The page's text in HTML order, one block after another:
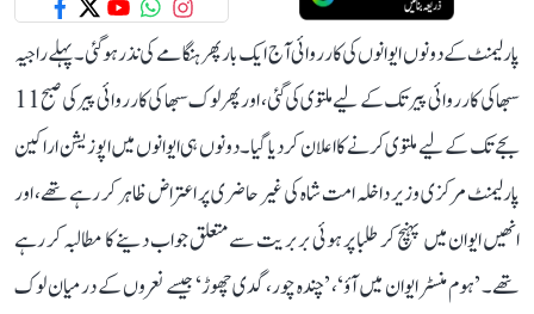
پارلیمنٹ کے دونوں ایوانوں کی کارروائی آج ایک بار پھر ہنگامے کی نذر ہو گئی۔ پہلے راجیہ
سبھا کی کارروائی پیر تک کے لیے ملتوی کی گئی، اور پھر لوک سبھا کی کارروائی پیر کی صبح 11
بجے تک کے لیے ملتوی کرنے کا اعلان کر دیا گیا۔ دونوں ہی ایوانوں میں اپوزیشن اراکین
پارلیمنٹ مرکزی وزیر داخلہ امت شاہ کی غیر حاضری پر اعتراض ظاہر کر رہے تھے، اور
انھیں ایوان میں پہنچ کر طلبا پر ہوئی بربریت سے متعلق جواب دینے کا مطالبہ کر رہے
تھے۔ ’ہوم منسٹر ایوان میں آؤ‘، ’چندہ چور، گدی چھوڑ‘ جیسے نعروں کے درمیان لوک